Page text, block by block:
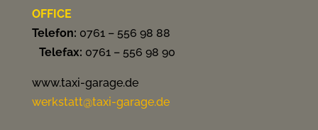
OFFICE
Telefon: 0761 – 556 98 88
Telefax: 0761 – 556 98 90
www.taxi-garage.de
werkstatt@taxi-garage.de